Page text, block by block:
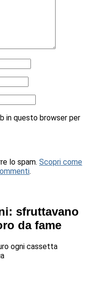
in questo browser per
lo spam. Scopri come
.
sfruttavano
da fame
ogni cassetta